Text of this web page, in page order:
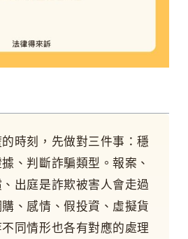
時刻，先做對三件事：穩
、判斷詐騙類型。報案、
出庭是詐欺被害人會走過
、感情、假投資、虛擬貨
同情形也各有對應的處理